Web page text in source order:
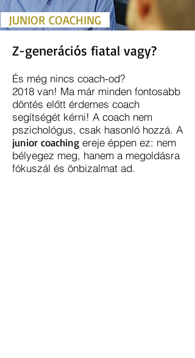
JUNIOR COACHING
Z-generációs fiatal vagy?
És még nincs coach-od?
2018 van! Ma már minden fontosabb
döntés előtt érdemes coach
segítségét kérni! A coach nem
pszichológus, csak hasonló hozzá. A
junior coaching ereje éppen ez: nem
bélyegez meg, hanem a megoldásra
fókuszál és önbizalmat ad.